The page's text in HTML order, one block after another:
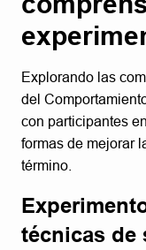
Explorando las
del
con participantes
formas de mejorar
término.
técnicas de